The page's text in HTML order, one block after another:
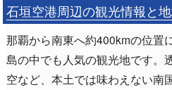
石垣空港周辺の観光情報と
那覇から南東へ約400kmの位置
島の中でも人気の観光地です。
空など、本土では味わえない南